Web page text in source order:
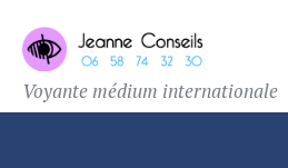
Voyante médium internationale